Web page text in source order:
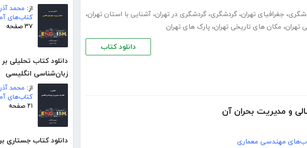
از: محمد
کتاب‌های
۳۷ صفحه
دانلود کتاب تحلیلی
زبان‌شناسی انگلیسی
از: محمد
کتاب‌های
۲۱ صفحه
دانلود کتاب جستاری
، جغرافیای تهران، گردشگری، گردشگری در تهران، آشنایی با استان تهران،
تهران، مکان های تاریخی تهران، پارک های تهران
دانلود کتاب
و مدیریت بحران آن
مهندسی معماری